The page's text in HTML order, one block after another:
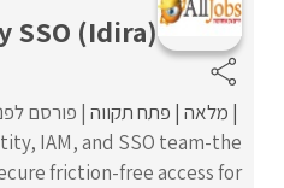
SSO (Idira)
מלאה פתח תקווה פורסם לפני 2
IAM, and SSO team-the
friction-free access for